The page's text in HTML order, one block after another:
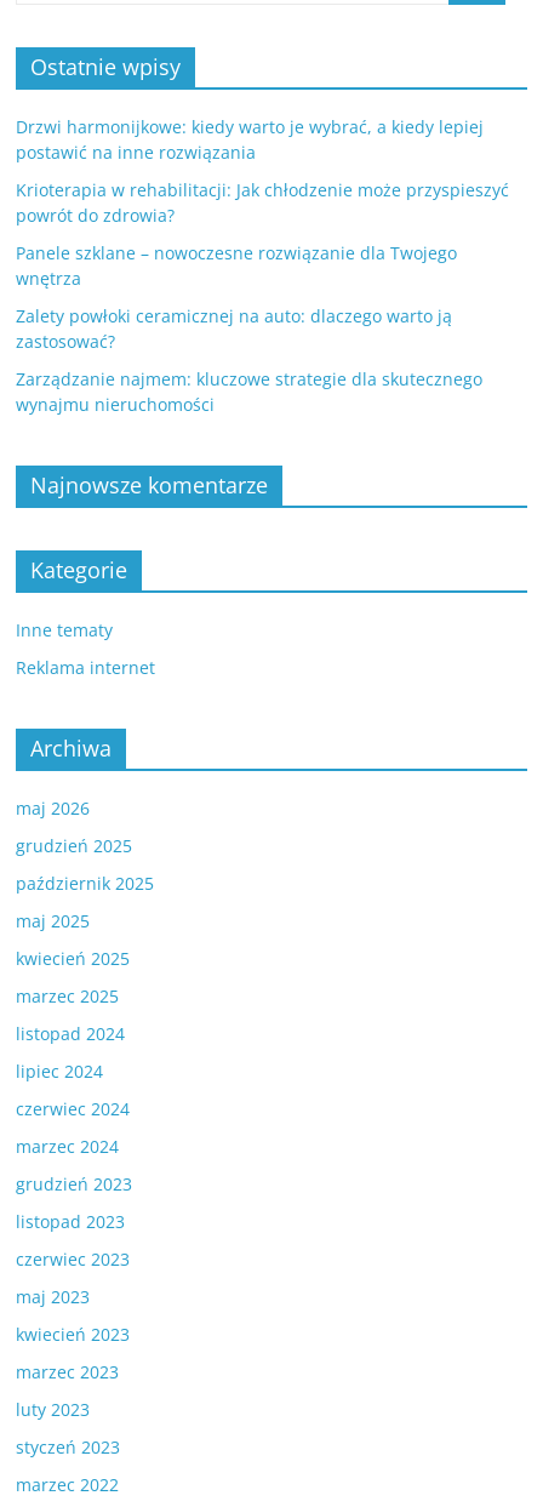
Ostatnie wpisy
Drzwi harmonijkowe: kiedy warto je wybrać, a kiedy lepiej
postawić na inne rozwiązania
Krioterapia w rehabilitacji: Jak chłodzenie może przyspieszyć
powrót do zdrowia?
Panele szklane – nowoczesne rozwiązanie dla Twojego
wnętrza
Zalety powłoki ceramicznej na auto: dlaczego warto ją
zastosować?
Zarządzanie najmem: kluczowe strategie dla skutecznego
wynajmu nieruchomości
Najnowsze komentarze
Kategorie
Inne tematy
Reklama internet
Archiwa
maj 2026
grudzień 2025
październik 2025
maj 2025
kwiecień 2025
marzec 2025
listopad 2024
lipiec 2024
czerwiec 2024
marzec 2024
grudzień 2023
listopad 2023
czerwiec 2023
maj 2023
kwiecień 2023
marzec 2023
luty 2023
styczeń 2023
marzec 2022